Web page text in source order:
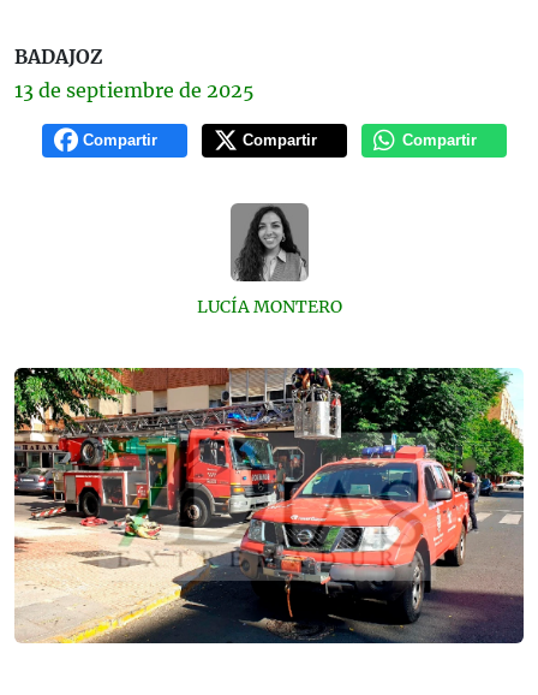
BADAJOZ
13 de septiembre de 2025
Compartir Compartir Compartir
LUCÍA MONTERO